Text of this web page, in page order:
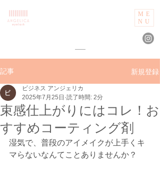
ME
NU
記事 新規登録
束感仕上がりにはコレ！お
すすめコーティング剤
ビジネス アンジェリカ
2025年7月25日 読了時間: 2分
湿気で、普段のアイメイクが上手くキ
マらないなんてことありませんか？